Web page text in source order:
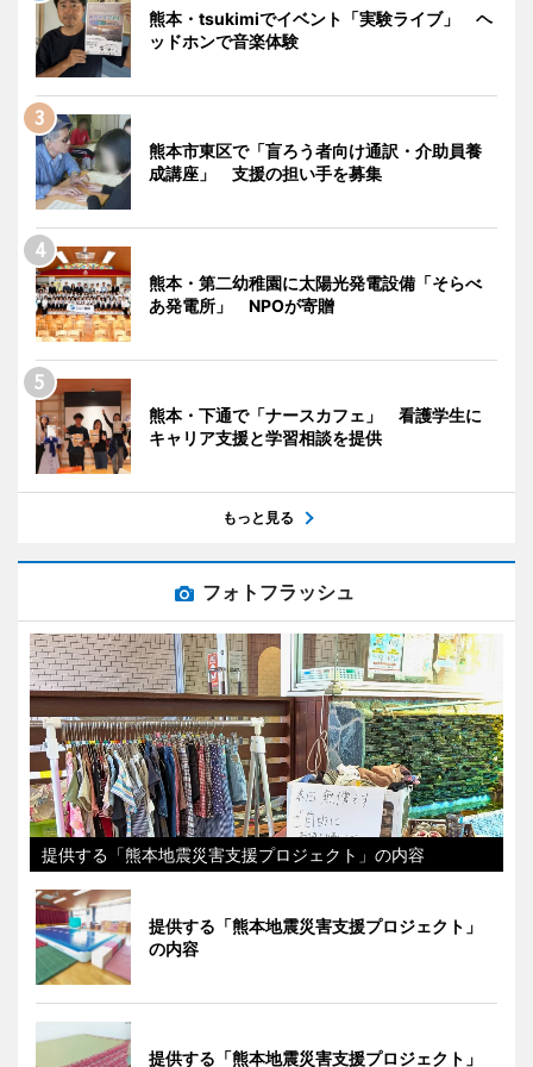
熊本・tsukimiでイベント「実験ライブ」 ヘ
ッドホンで音楽体験
熊本市東区で「盲ろう者向け通訳・介助員養
成講座」 支援の担い手を募集
熊本・第二幼稚園に太陽光発電設備「そらべ
あ発電所」 NPOが寄贈
熊本・下通で「ナースカフェ」 看護学生に
キャリア支援と学習相談を提供
もっと見る
フォトフラッシュ
提供する「熊本地震災害支援プロジェクト」の内容
提供する「熊本地震災害支援プロジェクト」
の内容
提供する「熊本地震災害支援プロジェクト」